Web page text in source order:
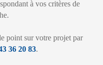
à vos critères de
point sur votre projet par
36 20 83.